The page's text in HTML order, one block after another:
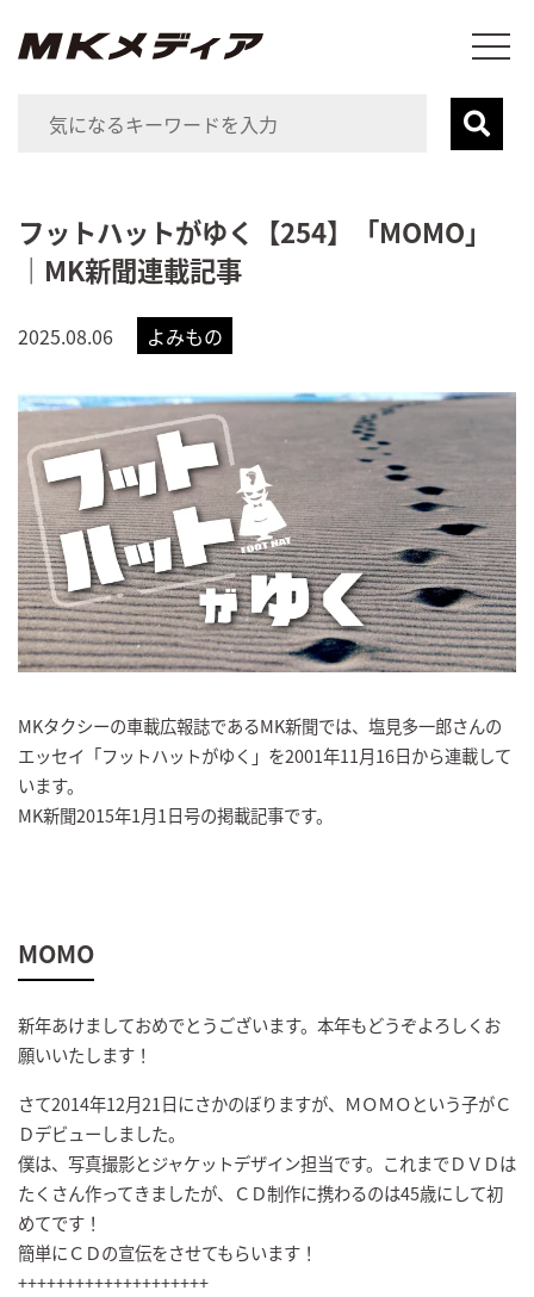
フットハットがゆく【254】「MOMO」
｜MK新聞連載記事
2025.08.06 よみもの
MKタクシーの車載広報誌であるMK新聞では、塩見多一郎さんの
エッセイ「フットハットがゆく」を2001年11月16日から連載して
います。
MK新聞2015年1月1日号の掲載記事です。
MOMO
新年あけましておめでとうございます。本年もどうぞよろしくお
願いいたします！
さて2014年12月21日にさかのぼりますが、ＭＯＭＯという子がＣ
Ｄデビューしました。
僕は、写真撮影とジャケットデザイン担当です。これまでＤＶＤは
たくさん作ってきましたが、ＣＤ制作に携わるのは45歳にして初
めてです！
簡単にＣＤの宣伝をさせてもらいます！
++++++++++++++++++++